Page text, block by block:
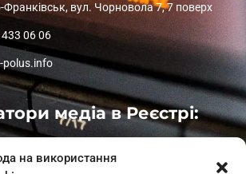
на використання
Франківськ, вул. Чорновола 7, 7 поверх
06 06
polus.info
медіа в Реєстрі: